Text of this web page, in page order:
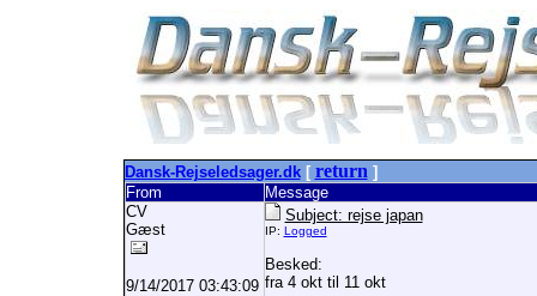
Dansk-Rejseledsager.dk[ return ]
From
Message
CV
Gæst
9/14/2017 03:43:09
Subject: rejse japan
IP: Logged
Besked:
fra 4 okt til 11 okt